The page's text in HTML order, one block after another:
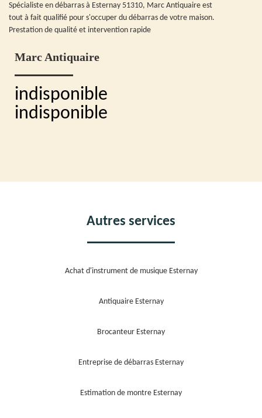
Spécialiste en débarras à Esternay 51310, Marc Antiquaire est
tout à fait qualifié pour s'occuper du débarras de votre maison.
Prestation de qualité et intervention rapide
Marc Antiquaire
indisponible
indisponible
Autres services
Achat d'instrument de musique Esternay
Antiquaire Esternay
Brocanteur Esternay
Entreprise de débarras Esternay
Estimation de montre Esternay